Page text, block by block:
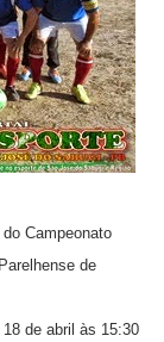
Campeonato
de
de abril às 15:30